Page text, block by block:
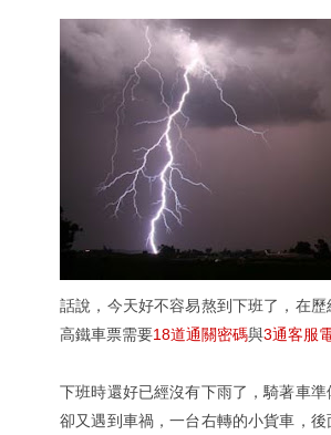
話說，今天好不容易熬到下班了，在歷
高鐵車票需要18道通關密碼與3通客服
下班時還好已經沒有下雨了，騎著車準
卻又遇到車禍，一台右轉的小貨車，